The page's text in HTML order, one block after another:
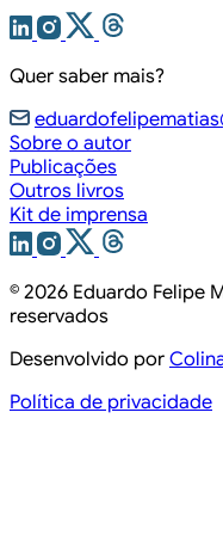
Quer saber mais?
Sobre o autor
Publicações
Outros livros
Kit de imprensa
© 2026 Eduardo Felipe
reservados
Desenvolvido por
Política de privacidade